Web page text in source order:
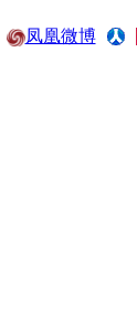
凤凰微博